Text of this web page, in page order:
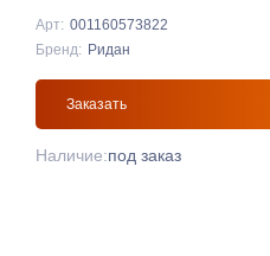
Арт: 001160573822
Бренд: Ридан
Заказать
Наличие:под заказ